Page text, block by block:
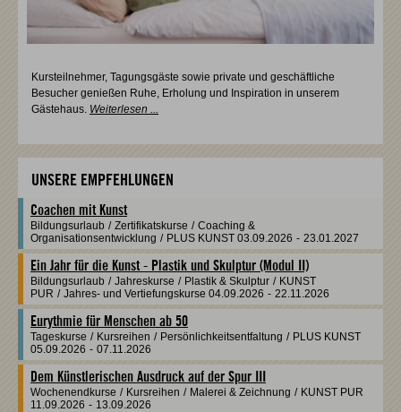
Kursteilnehmer, Tagungsgäste sowie private und geschäftliche
Besucher genießen Ruhe, Erholung und Inspiration in unserem
Gästehaus. Weiterlesen ...
UNSERE EMPFEHLUNGEN
Coachen mit Kunst
Bildungsurlaub / Zertifikatskurse / Coaching &
Organisationsentwicklung / PLUS KUNST 03.09.2026 - 23.01.2027
Ein Jahr für die Kunst - Plastik und Skulptur (Modul II)
Bildungsurlaub / Jahreskurse / Plastik & Skulptur / KUNST
PUR / Jahres- und Vertiefungskurse 04.09.2026 - 22.11.2026
Eurythmie für Menschen ab 50
Tageskurse / Kursreihen / Persönlichkeitsentfaltung / PLUS KUNST
05.09.2026 - 07.11.2026
Dem Künstlerischen Ausdruck auf der Spur III
Wochenendkurse / Kursreihen / Malerei & Zeichnung / KUNST PUR
11.09.2026 - 13.09.2026